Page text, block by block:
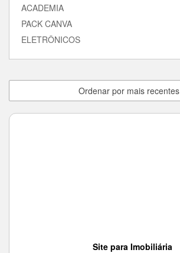
ACADEMIA
PACK CANVA
ELETRÔNICOS
Ordenar por mais recentes
Site para Imobiliária